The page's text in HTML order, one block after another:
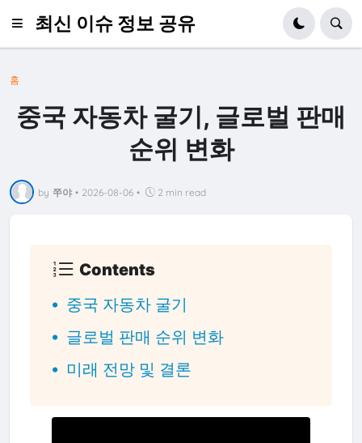
최신 이슈 정보 공유
홈
중국 자동차 굴기, 글로벌 판매
순위 변화
by 쭈야 • 2026-08-06 • 2 min read
Contents
중국 자동차 굴기
글로벌 판매 순위 변화
미래 전망 및 결론